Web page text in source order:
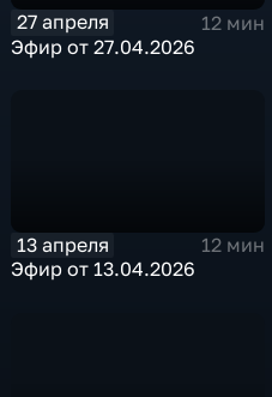
27 апреля
12 мин
Эфир от 27.04.2026
13 апреля
12 мин
Эфир от 13.04.2026